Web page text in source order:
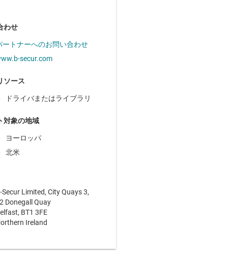
わせ
ートナーへのお問い合わせ
secur.com
ソース
ドライバまたはライブラリ
対象の地域
ヨーロッパ
北米
Secur Limited, City Quays 3,
Donegall Quay
BT1 3FE
Ireland